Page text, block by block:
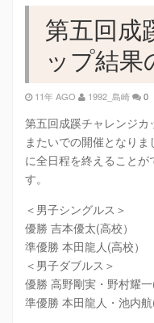
第五回成
ップ結果
11年 AGO 1992_島崎 0
第五回成蹊チャレンジ
またいでの開催となり
に全日程を終えること
す。
＜男子シングルス＞
優勝 吉本優太(高校）
準優勝 本田龍人(高校）
＜男子ダブルス＞
優勝 高野剛実・野村耀一(
準優勝 本田龍人・池内航(